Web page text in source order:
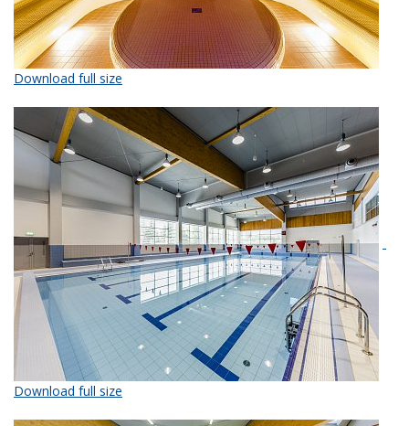
Download full size
Download full size